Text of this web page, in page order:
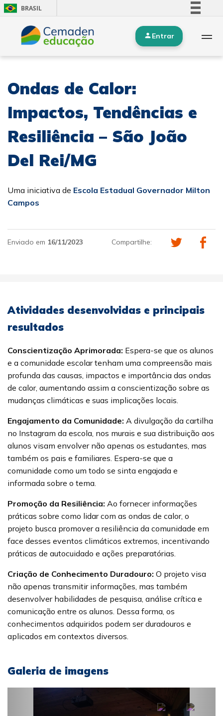
BRASIL
Simplifique!
Comunica BR
Entrar
Ondas de Calor:
Impactos, Tendências e
Resiliência – São João
Del Rei/MG
Uma iniciativa de Escola Estadual Governador Milton
Campos
Enviado em 16/11/2023 Compartilhe:
Atividades desenvolvidas e principais
resultados
Conscientização Aprimorada: Espera-se que os alunos
e a comunidade escolar tenham uma compreensão mais
profunda das causas, impactos e importância das ondas
de calor, aumentando assim a conscientização sobre as
mudanças climáticas e suas implicações locais.
Engajamento da Comunidade: A divulgação da cartilha
no Instagram da escola, nos murais e sua distribuição aos
alunos visam envolver não apenas os estudantes, mas
também os pais e familiares. Espera-se que a
comunidade como um todo se sinta engajada e
informada sobre o tema.
Promoção da Resiliência: Ao fornecer informações
práticas sobre como lidar com as ondas de calor, o
projeto busca promover a resiliência da comunidade em
face desses eventos climáticos extremos, incentivando
práticas de autocuidado e ações preparatórias.
Criação de Conhecimento Duradouro: O projeto visa
não apenas transmitir informações, mas também
desenvolver habilidades de pesquisa, análise crítica e
comunicação entre os alunos. Dessa forma, os
conhecimentos adquiridos podem ser duradouros e
aplicados em contextos diversos.
Galeria de imagens